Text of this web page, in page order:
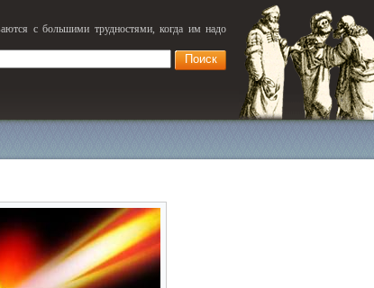
с большими трудностями, когда им надо